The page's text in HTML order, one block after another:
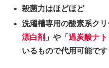
殺菌力はほどほど
洗濯槽専用の酸素系ク
漂白剤 」や「過炭酸ナ
いるもので代用可能です